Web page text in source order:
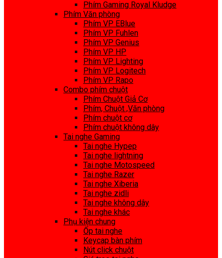
Phím Gaming Royal Kludge
Phím Văn phòng
Phím VP EBlue
Phím VP Fuhlen
Phím VP Genius
Phím VP HP
Phím VP Lighting
Phím VP Logitech
Phím VP Rapo
Combo phím chuột
Phím Chuột Giả Cơ
Phím, Chuột ,Văn phòng
Phím chuột cơ
Phím chuột không dây
Tai nghe Gaming
Tai nghe Hypep
Tai nghe lightning
Tai nghe Motospeed
Tai nghe Razer
Tai nghe Xiberia
Tai nghe zidli
Tai nghe không dây
Tai nghe khác
Phụ kiện chung
Ốp tai nghe
Keycap bàn phím
Nút click chuột